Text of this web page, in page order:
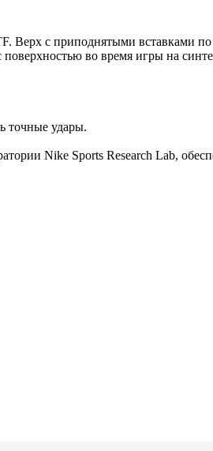
с приподнятыми вставками по
поверхностью во время игры на
точные удары.
Nike Sports Research Lab,